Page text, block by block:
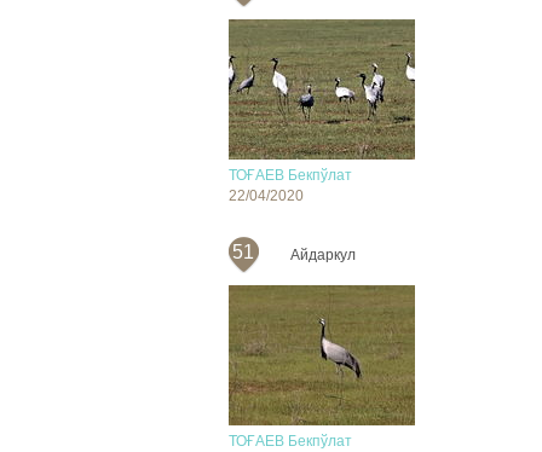
ТОҒАЕВ Бекпўлат
22/04/2020
51 Айдаркул
ТОҒАЕВ Бекпўлат